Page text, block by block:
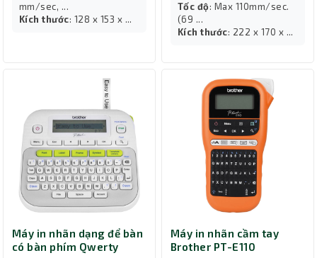
mm/sec, ...
Kích thước: 128 x 153 x ...
Tốc độ: Max 110mm/sec.
(69 ...
Kích thước: 222 x 170 x ...
Máy in nhãn dạng để bàn
có bàn phím Qwerty
Máy in nhãn cầm tay
Brother PT-E110